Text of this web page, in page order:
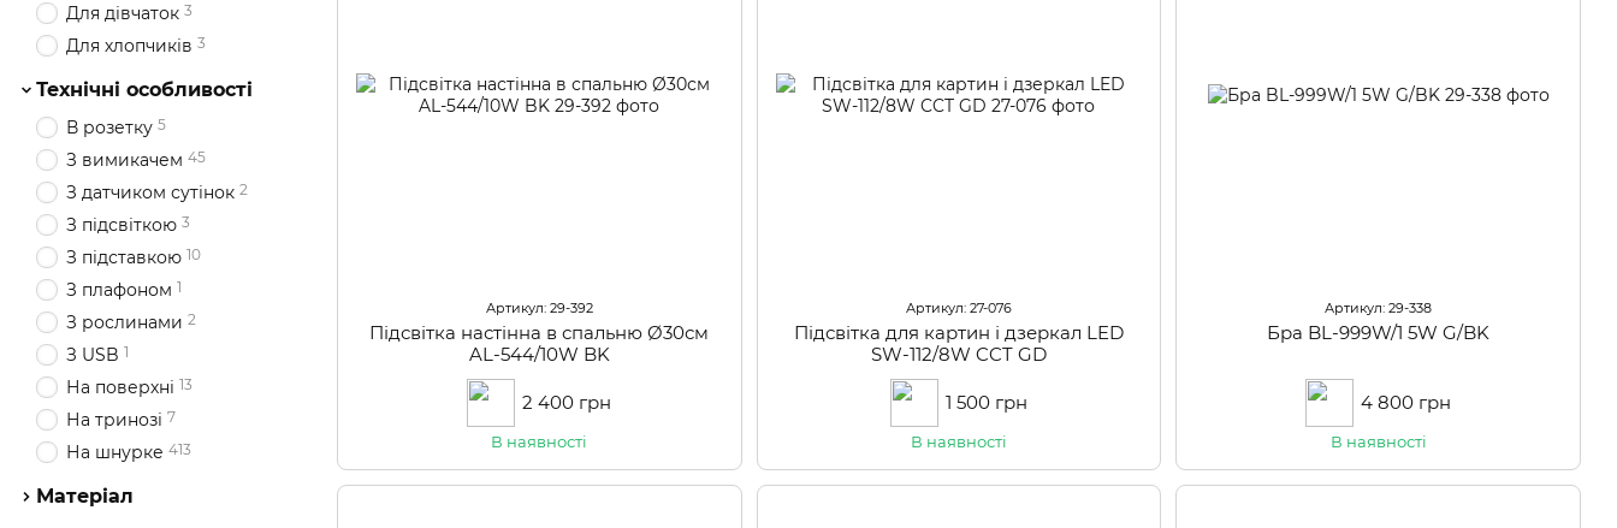
Артикул: 29-392
Підсвітка настінна в спальню Ø30см
AL-544/10W BK
2 400 грн
В наявності
Артикул: 27-076
Підсвітка для картин і дзеркал LED
SW-112/8W CCT GD
1 500 грн
В наявності
Артикул: 29-338
Бра BL-999W/1 5W G/BK
4 800 грн
В наявності
Для дівчаток 3
Для хлопчиків 3
Технічні особливості
В розетку 5
З вимикачем 45
З датчиком сутінок 2
З підсвіткою 3
З підставкою 10
З плафоном 1
З рослинами 2
З USB 1
На поверхні 13
На тринозі 7
На шнурке 413
Матеріал